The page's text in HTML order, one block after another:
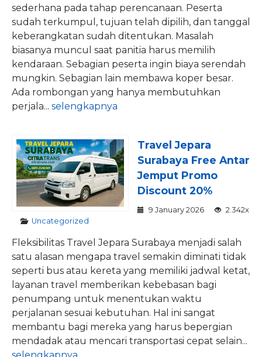
sederhana pada tahap perencanaan. Peserta
sudah terkumpul, tujuan telah dipilih, dan tanggal
keberangkatan sudah ditentukan. Masalah
biasanya muncul saat panitia harus memilih
kendaraan. Sebagian peserta ingin biaya serendah
mungkin. Sebagian lain membawa koper besar.
Ada rombongan yang hanya membutuhkan
perjala... selengkapnya
Travel Jepara
Surabaya Free Antar
Jemput Promo
Discount 20%
9 January 2026
2.342x
Uncategorized
Fleksibilitas Travel Jepara Surabaya menjadi salah
satu alasan mengapa travel semakin diminati tidak
seperti bus atau kereta yang memiliki jadwal ketat,
layanan travel memberikan kebebasan bagi
penumpang untuk menentukan waktu
perjalanan sesuai kebutuhan. Hal ini sangat
membantu bagi mereka yang harus bepergian
mendadak atau mencari transportasi cepat selain...
selengkapnya